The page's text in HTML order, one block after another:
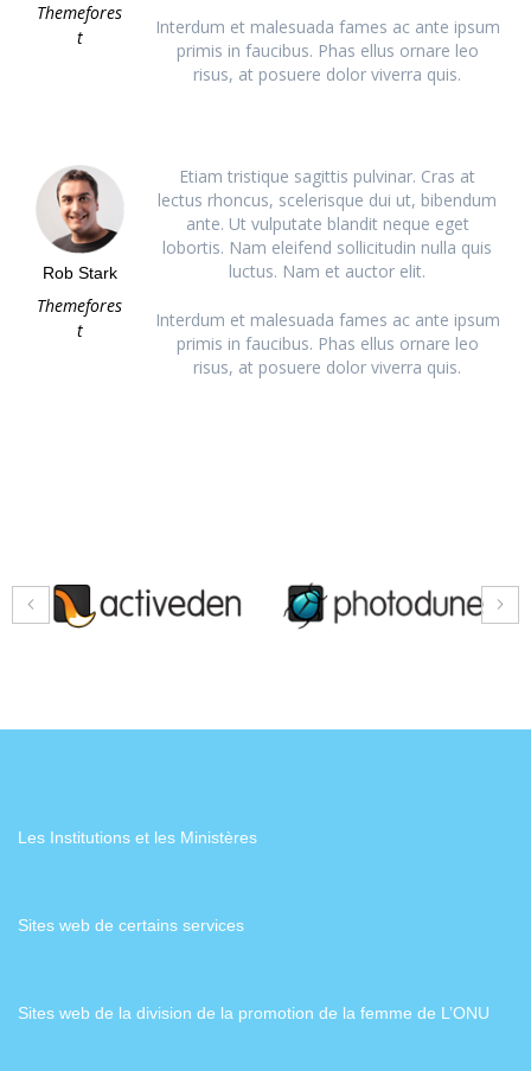
Themefores
t
Interdum et malesuada fames ac ante ipsum
primis in faucibus. Phas ellus ornare leo
risus, at posuere dolor viverra quis.
Rob Stark
Themefores
t
Etiam tristique sagittis pulvinar. Cras at
lectus rhoncus, scelerisque dui ut, bibendum
ante. Ut vulputate blandit neque eget
lobortis. Nam eleifend sollicitudin nulla quis
luctus. Nam et auctor elit.
Interdum et malesuada fames ac ante ipsum
primis in faucibus. Phas ellus ornare leo
risus, at posuere dolor viverra quis.
Les Institutions et les Ministères
Sites web de certains services
Sites web de la division de la promotion de la femme de L’ONU